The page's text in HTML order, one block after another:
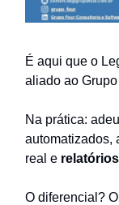
É aqui que o
aliado ao
Na prática:
automatizados,
real e
O diferencial?